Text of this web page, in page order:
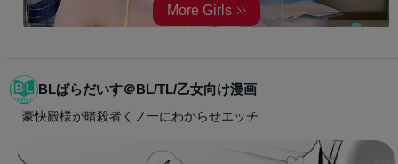
BLぱらだいす＠BL/TL/乙女向け漫画
豪快殿様が暗殺者くノ一にわからせエッチ